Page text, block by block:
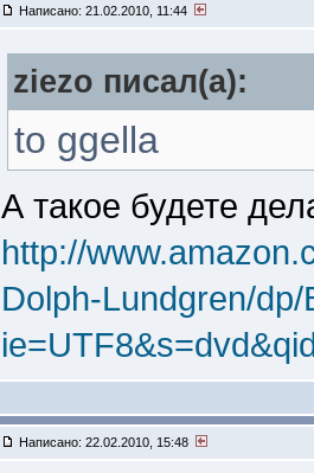
Написано: 21.02.2010, 11:44
ziezo писал(a):
to ggella
А такое будете
http://
Dolph-Lundgren/
Написано: 22.02.2010, 15:48